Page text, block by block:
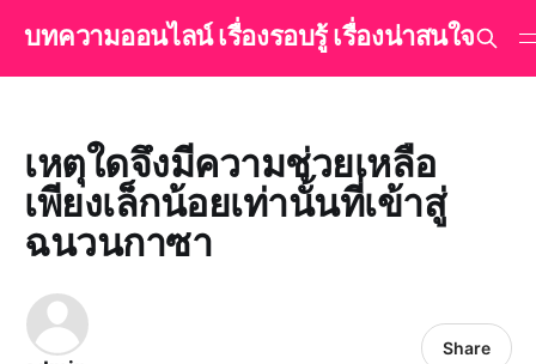
บทความออนไลน์ เรื่องรอบรู้ เรื่องน่าสนใจ
เหตุใดจึงมีความช่วยเหลือ
เพียงเล็กน้อยเท่านั้นที่เข้าสู่
ฉนวนกาซา
Share